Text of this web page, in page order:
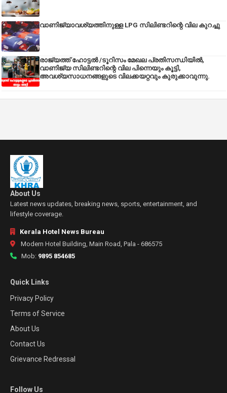
വാണിജ്യാവശ്യത്തിനുള്ള LPG സിലിണ്ടറിന്റെ വില കുറച്ചു
രാജ്യത്ത് ഹോട്ടൽ /ടൂറിസം മേഖല പ്രതിസന്ധിയിൽ,
വാണിജ്യ സിലിണ്ടറിന്റെ വില പിന്നെയും കൂട്ടി,
അവശ്യസാധനങ്ങളുടെ വിലക്കയറ്റവും കുരുക്കാവുന്നു.
About Us
Latest news updates, breaking news, sports, entertainment, and
lifestyle coverage.
Kerala Hotel News Bureau
Modern Hotel Building, Main Road, Pala - 686575
Mob: 9895 854685
Quick Links
Privacy Policy
Terms of Service
About Us
Contact Us
Grievance Redressal
Follow Us